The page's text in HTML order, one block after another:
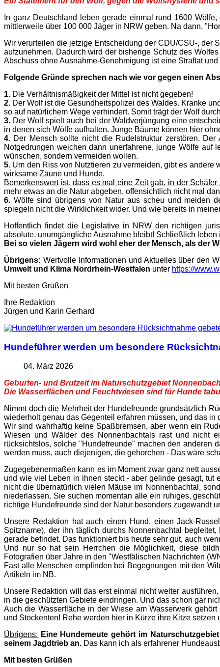
In ganz Deutschland leben gerade einmal rund 1600
mittlerweile über 100 000 Jäger in NRW geben. Na dann,
Wir verurteilen die jetzige Entscheidung der CDU/CSU-, der
aufzunehmen. Dadurch wird der bisherige Schutz des
Abschuss ohne Ausnahme-Genehmigung ist eine Straftat
Folgende Gründe sprechen nach wie vor gegen einen
1. Die Verhältnismäßigkeit der Mittel ist nicht gegeben!
2. Der Wolf ist die Gesundheitspolizei des Waldes. Kranke
so auf natürlichem Wege verhindert. Somit trägt der Wolf
3. Der Wolf spielt auch bei der Waldverjüngung eine
in denen sich Wölfe aufhalten. Junge Bäume können hier
4. Der Mensch sollte nicht die Rudelstruktur zerstören.
Notgedrungen weichen dann unerfahrene, junge Wölfe
wünschen, sondern vermeiden wollen.
5. Um den Riss von Nutztieren zu vermeiden, gibt es
wirksame Zäune und Hunde.
Bemerkenswert ist, dass es mal eine Zeit gab, in der
mehr etwas an die Natur abgeben, offensichtlich nicht mal
6. Wölfe sind übrigens von Natur aus scheu und meiden
spiegeln nicht die Wirklichkeit wider. Und wie bereits in
Hoffentlich findet die Legislative in NRW den richtigen
absolute, unumgängliche Ausnahme bleibt! Schließlich
Bei so vielen Jägern wird wohl eher der Mensch, als der
Übrigens: Wertvolle Informationen und Aktuelles über den
Umwelt und Klima Nordrhein-Westfalen unter https://
Mit besten Grüßen
Ihre Redaktion
Jürgen und Karin Gerhard
Hundeführer werden um besondere
04. März 2026
Geburten- und Brutzeit im Naturschutzgebiet
Die Wasserflächen und Feuchtwiesen sind für Hunde tabu
Nimmt doch die Mehrheit der Hundefreunde grundsätzlich
wiederholt genau das Gegenteil erfahren müssen, und das in
Wir sind wahrhaftig keine Spaßbremsen, aber wenn ein
Wiesen und Wälder des Nonnenbachtals rast und nicht
rücksichtslos, solche "Hundefreunde" machen den anderen
werden muss, auch diejenigen, die gehorchen - Das wäre
Zugegebenermaßen kann es im Moment zwar ganz nett
und wie viel Leben in ihnen steckt - aber gelinde gesagt,
nicht die übernatürlich vielen Mäuse im Nonnenbachtal,
niederlassen. Sie suchen momentan alle ein ruhiges,
richtige Hundefreunde sind der Natur besonders zugewandt
Unsere Redaktion hat auch einen Hund, einen Jack-
Spitzname), der ihn täglich durchs Nonnenbachtal
gerade befindet. Das funktioniert bis heute sehr gut, auch
Und nur so hat sein Herrchen die Möglichkeit, diese
Fotografien über Jahre in den "Westfälischen Nachrichten
Fast alle Menschen empfinden bei Begegnungen mit den
Artikeln im NB.
Unsere Redaktion will das erst einmal nicht weiter
in die geschützten Gebiete eindringen. Und das schon gar
Auch die Wasserfläche in der Wiese am Wasserwerk
und Stockenten! Rehe werden hier in Kürze ihre Kitze setzen
Übrigens: Eine Hundemeute gehört im
seinem Jagdtrieb an. Das kann ich als erfahrener
Mit besten Grüßen